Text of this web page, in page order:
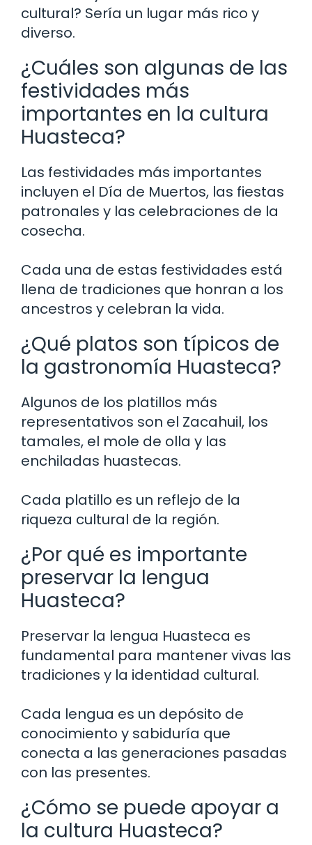
cultural? Sería un lugar más rico y
diverso.
¿Cuáles son algunas de las
festividades más
importantes en la cultura
Huasteca?
Las festividades más importantes
incluyen el Día de Muertos, las fiestas
patronales y las celebraciones de la
cosecha.
Cada una de estas festividades está
llena de tradiciones que honran a los
ancestros y celebran la vida.
¿Qué platos son típicos de
la gastronomía Huasteca?
Algunos de los platillos más
representativos son el Zacahuil, los
tamales, el mole de olla y las
enchiladas huastecas.
Cada platillo es un reflejo de la
riqueza cultural de la región.
¿Por qué es importante
preservar la lengua
Huasteca?
Preservar la lengua Huasteca es
fundamental para mantener vivas las
tradiciones y la identidad cultural.
Cada lengua es un depósito de
conocimiento y sabiduría que
conecta a las generaciones pasadas
con las presentes.
¿Cómo se puede apoyar a
la cultura Huasteca?